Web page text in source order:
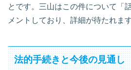
とです。三山はこの件について「
メントしており、詳細が待たれます
法的手続きと今後の見通し